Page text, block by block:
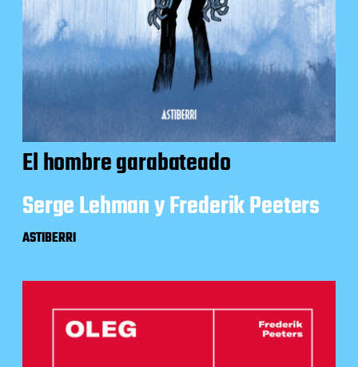
El hombre garabateado
Serge Lehman y Frederik Peeters
ASTIBERRI